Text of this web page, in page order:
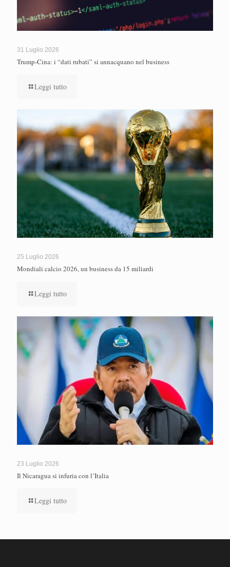
31 Luglio 2026
Trump-Cina: i “dati rubati” si annacquano nel business
Leggi tutto
25 Luglio 2026
Mondiali calcio 2026, un business da 15 miliardi
Leggi tutto
23 Luglio 2026
Il Nicaragua si infuria con l’Italia
Leggi tutto